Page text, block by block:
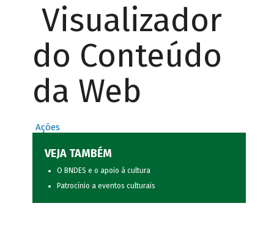
Visualizador
do Conteúdo
da Web
Ações
VEJA TAMBÉM
O BNDES e o apoio à cultura
Patrocínio a eventos culturais